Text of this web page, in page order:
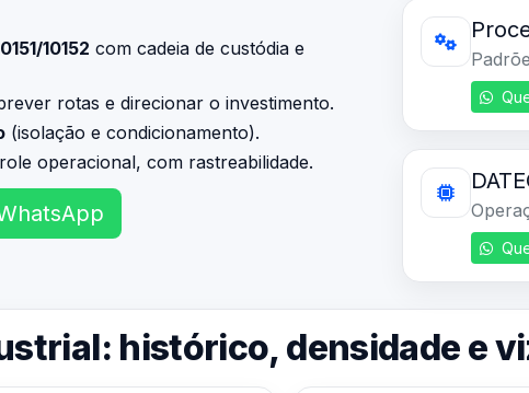
10152 com cadeia de custódia e
rotas e direcionar o investimento.
(isolação e condicionamento).
operacional, com rastreabilidade.
histórico, densidade e